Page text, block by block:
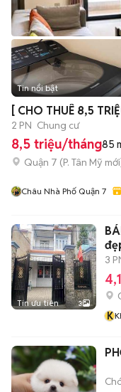
Tin nổi bật
[ CHO THUÊ 8,5
2 PN Chung cư
8,5 triệu/tháng85
Quận 7 (P. Tân Mỹ
Châu Nhà Phố Quận 7
Tin ưu tiên 3
3
K